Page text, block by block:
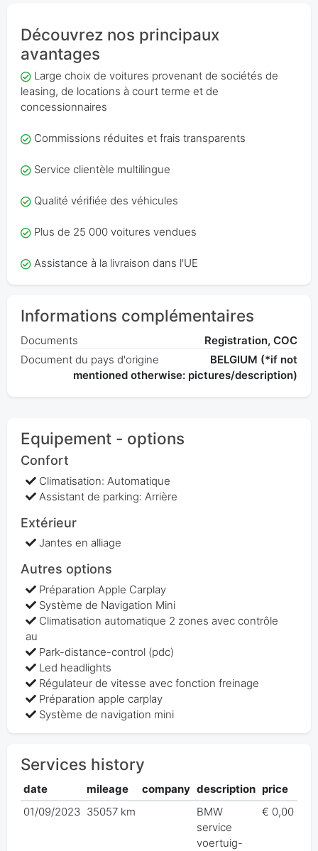
Découvrez nos principaux
avantages
Large choix de voitures provenant de sociétés de
leasing, de locations à court terme et de
concessionnaires
Commissions réduites et frais transparents
Service clientèle multilingue
Qualité vérifiée des véhicules
Plus de 25 000 voitures vendues
Assistance à la livraison dans l'UE
Informations complémentaires
Documents
Registration, COC
Document du pays d'origine
BELGIUM (*if not
mentioned otherwise: pictures/description)
Equipement - options
Confort
Climatisation: Automatique
Assistant de parking: Arrière
Extérieur
Jantes en alliage
Autres options
Préparation Apple Carplay
Système de Navigation Mini
Climatisation automatique 2 zones avec contrôle
au
Park-distance-control (pdc)
Led headlights
Régulateur de vitesse avec fonction freinage
Préparation apple carplay
Système de navigation mini
Services history
date mileage company description price
01/09/2023 35057 km
BMW
service
voertuig-
€ 0,00